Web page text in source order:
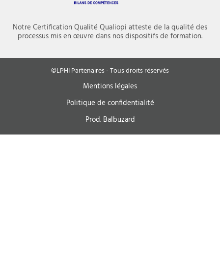
Notre Certification Qualité Qualiopi atteste de la qualité des
processus mis en œuvre dans nos dispositifs de formation.
©LPHI Partenaires - Tous droits réservés
Mentions légales
Politique de confidentialité
Prod. Balbuzard